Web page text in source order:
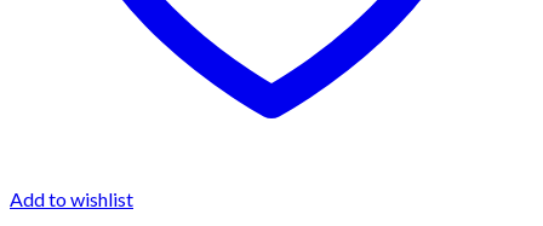
Add to wishlist